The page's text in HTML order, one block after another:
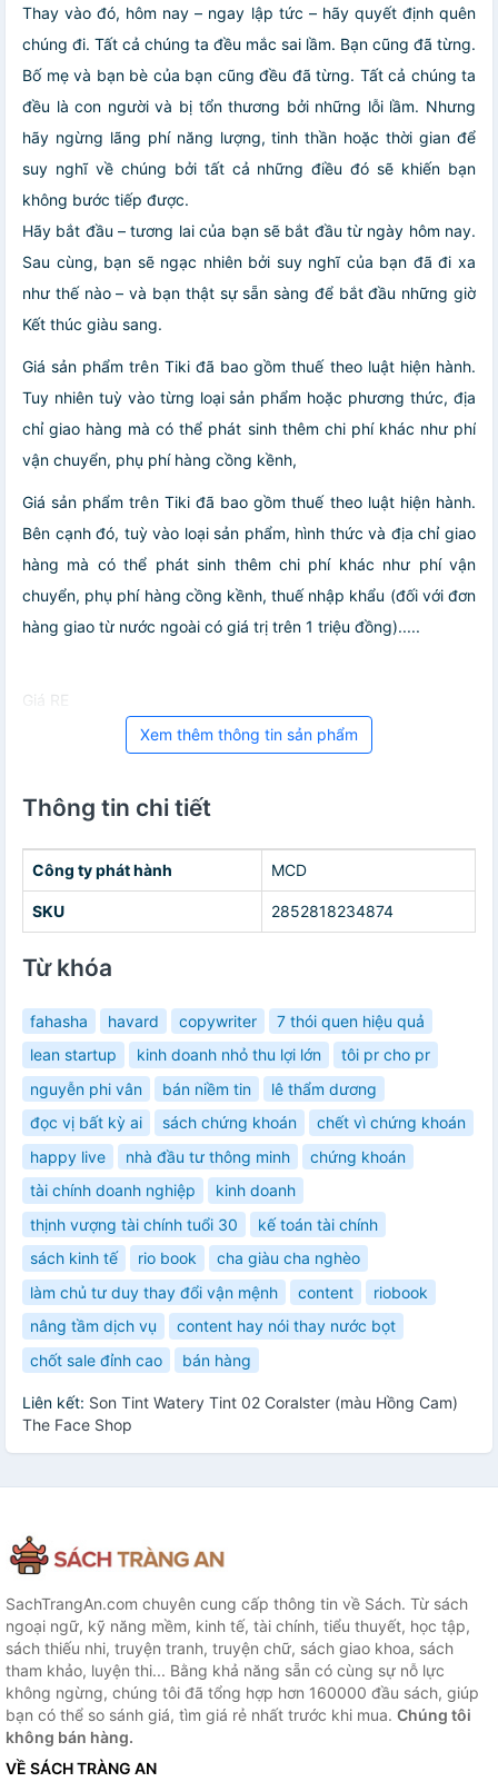
Thay vào đó, hôm nay – ngay lập tức – hãy quyết định quên
chúng đi. Tất cả chúng ta đều mắc sai lầm. Bạn cũng đã từng.
Bố mẹ và bạn bè của bạn cũng đều đã từng. Tất cả chúng ta
đều là con người và bị tổn thương bởi những lỗi lầm. Nhưng
hãy ngừng lãng phí năng lượng, tinh thần hoặc thời gian để
suy nghĩ về chúng bởi tất cả những điều đó sẽ khiến bạn
không bước tiếp được.
Hãy bắt đầu – tương lai của bạn sẽ bắt đầu từ ngày hôm nay.
Sau cùng, bạn sẽ ngạc nhiên bởi suy nghĩ của bạn đã đi xa
như thế nào – và bạn thật sự sẵn sàng để bắt đầu những giờ
Kết thúc giàu sang.
Giá sản phẩm trên Tiki đã bao gồm thuế theo luật hiện hành.
Tuy nhiên tuỳ vào từng loại sản phẩm hoặc phương thức, địa
chỉ giao hàng mà có thể phát sinh thêm chi phí khác như phí
vận chuyển, phụ phí hàng cồng kềnh,
Giá sản phẩm trên Tiki đã bao gồm thuế theo luật hiện hành.
Bên cạnh đó, tuỳ vào loại sản phẩm, hình thức và địa chỉ giao
hàng mà có thể phát sinh thêm chi phí khác như phí vận
chuyển, phụ phí hàng cồng kềnh, thuế nhập khẩu (đối với đơn
hàng giao từ nước ngoài có giá trị trên 1 triệu đồng).....
Giá RE
Xem thêm thông tin sản phẩm
Thông tin chi tiết
Công ty phát hành MCD
SKU 2852818234874
Từ khóa
fahasha havard copywriter
7 thói quen hiệu quả
lean startup
kinh doanh nhỏ thu lợi lớn
tôi pr cho pr
nguyễn phi vân
bán niềm tin
lê thẩm dương
đọc vị bất kỳ ai
sách chứng khoán
chết vì chứng khoán
happy live
nhà đầu tư thông minh
chứng khoán
tài chính doanh nghiệp
kinh doanh
thịnh vượng tài chính tuổi 30
kế toán tài chính
sách kinh tế
rio book
cha giàu cha nghèo
làm chủ tư duy thay đổi vận mệnh
content
riobook
nâng tầm dịch vụ
content hay nói thay nước bọt
chốt sale đỉnh cao
bán hàng
Liên kết: Son Tint Watery Tint 02 Coralster (màu Hồng Cam)
The Face Shop
SachTrangAn.com chuyên cung cấp thông tin về Sách. Từ sách
ngoại ngữ, kỹ năng mềm, kinh tế, tài chính, tiểu thuyết, học tập,
sách thiếu nhi, truyện tranh, truyện chữ, sách giao khoa, sách
tham khảo, luyện thi... Bằng khả năng sẵn có cùng sự nỗ lực
không ngừng, chúng tôi đã tổng hợp hơn 160000 đầu sách, giúp
bạn có thể so sánh giá, tìm giá rẻ nhất trước khi mua. Chúng tôi
không bán hàng.
VỀ SÁCH TRÀNG AN